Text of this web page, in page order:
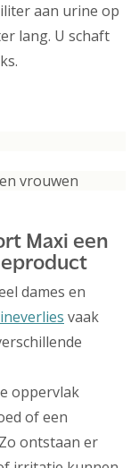
aan urine op
lang. U schaft
vrouwen
Maxi een
dames en
vaak
oppervlak
of een
ontstaan er